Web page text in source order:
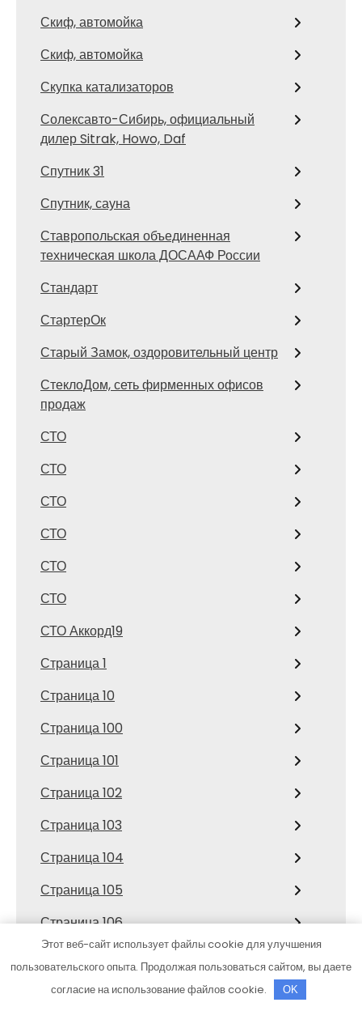
Скиф, автомойка
Скиф, автомойка
Скупка катализаторов
Солексавто-Сибирь, официальный
дилер Sitrak, Howo, Daf
Спутник 31
Спутник, сауна
Ставропольская объединенная
техническая школа ДОСААФ России
Стандарт
СтартерОк
Старый Замок, оздоровительный центр
СтеклоДом, сеть фирменных офисов
продаж
СТО
СТО
СТО
СТО
СТО
СТО
СТО Аккорд19
Страница 1
Страница 10
Страница 100
Страница 101
Страница 102
Страница 103
Страница 104
Страница 105
Страница 106
Страница 108
Этот веб-сайт использует файлы cookie для улучшения
пользовательского опыта. Продолжая пользоваться сайтом, вы даете
согласие на использование файлов cookie.
OK